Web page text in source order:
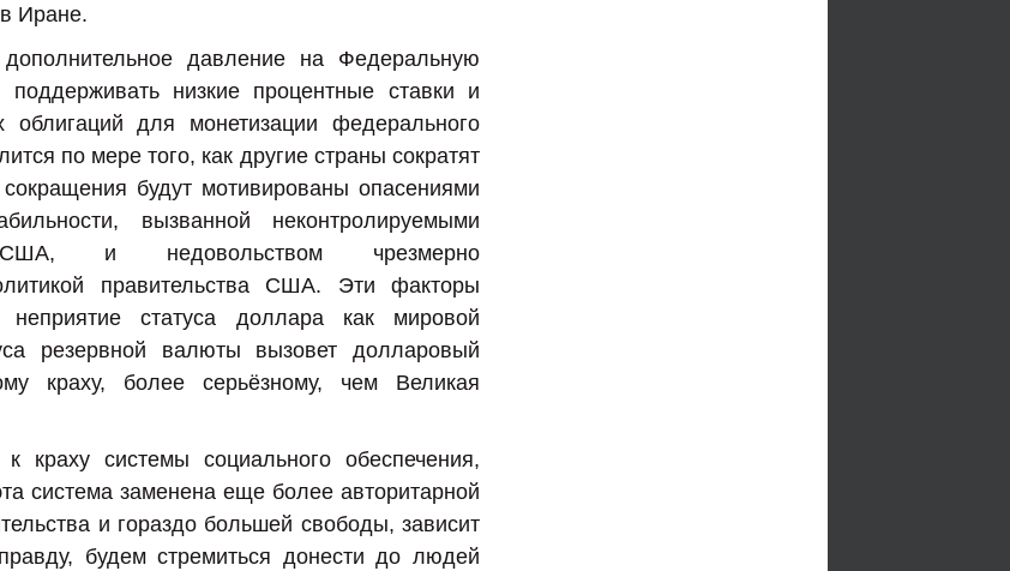
Иране.
давление на Федеральную
низкие процентные ставки и
облигаций для монетизации федерального
по мере того, как другие страны сократят
будут мотивированы опасениями
вызванной неконтролируемыми
США, и недовольством чрезмерно
правительства США. Эти факторы
статуса доллара как мировой
резервной валюты вызовет долларовый
краху, более серьёзному, чем Великая
краху системы социального обеспечения,
система заменена еще более авторитарной
и гораздо большей свободы, зависит
будем стремиться донести до людей